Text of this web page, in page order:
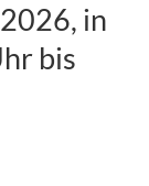
in
bis